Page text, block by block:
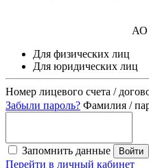
АО
Для физических лиц
Для юридических лиц
Номер лицевого счета /
Забыли пароль? Фамилия /
Запомнить данные Войти
Перейти в личный кабинет